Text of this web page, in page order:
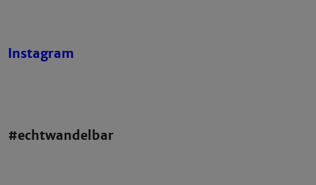
Instagram
#echtwandelbar